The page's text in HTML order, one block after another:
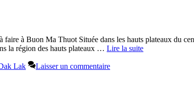
à Buon Ma Thuot Située dans les hauts plateaux du
la région des hauts plateaux … Lire la suite
Lak
Laisser un commentaire